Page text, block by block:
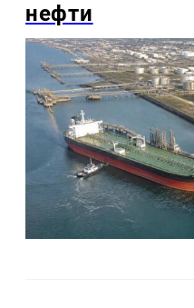
нефти